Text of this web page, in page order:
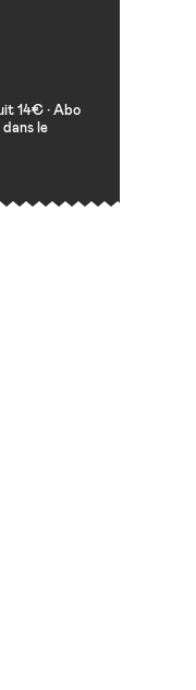
14€ • Abo
dans le